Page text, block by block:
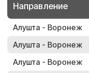
Направление
Алушта - Воронеж
Алушта - Воронеж
Алушта - Воронеж